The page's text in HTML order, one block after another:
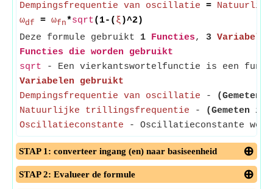
Dempingsfrequentie van oscillatie =
ωdf = ωfn*sqrt(1-( ξ )^2)
Deze formule gebruikt 1 Functies, 3 Variabelen
Functies die worden gebruikt
sqrt - Een vierkantswortelfunctie is een
Variabelen gebruikt
Dempingsfrequentie van oscillatie -
(Gemeten
Natuurlijke trillingsfrequentie -
(Gemeten in
Oscillatieconstante - Oscillatieconstante
STAP 1: converteer ingang (en) naar basiseenheid
STAP 2: Evalueer de formule